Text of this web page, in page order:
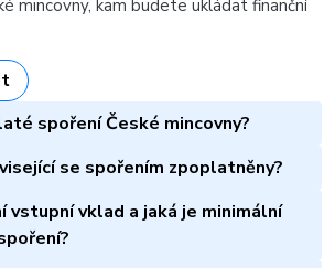
mincovny, kam budete ukládat finanční
spoření České mincovny?
se spořením zpoplatněny?
vstupní vklad a jaká je minimální